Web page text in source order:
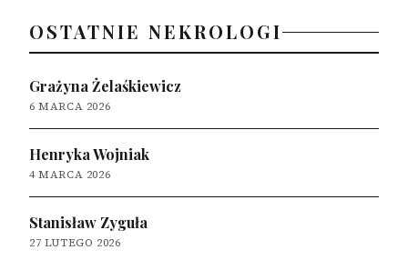
OSTATNIE NEKROLOGI
Grażyna Żelaśkiewicz
6 MARCA 2026
Henryka Wojniak
4 MARCA 2026
Stanisław Zyguła
27 LUTEGO 2026